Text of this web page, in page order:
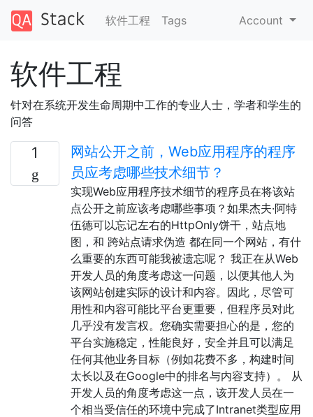
软件工程 Tags Account
软件工程
针对在系统开发生命周期中工作的专业人士，学者和学生的
问答
1
网站公开之前，Web应用程序的程序
员应考虑哪些技术细节？
实现Web应用程序技术细节的程序员在将该站
点公开之前应该考虑哪些事项？如果杰夫·阿特
伍德可以忘记左右的HttpOnly饼干，站点地
图，和 跨站点请求伪造 都在同一个网站，有什
么重要的东西可能我被遗忘呢？ 我正在从Web
开发人员的角度考虑这一问题，以便其他人为
该网站创建实际的设计和内容。因此，尽管可
用性和内容可能比平台更重要，但程序员对此
几乎没有发言权。您确实需要担心的是，您的
平台实施稳定，性能良好，安全并且可以满足
任何其他业务目标（例如花费不多，构建时间
太长以及在Google中的排名与内容支持）。 从
开发人员的角度考虑这一点，该开发人员在一
个相当受信任的环境中完成了Intranet类型应用